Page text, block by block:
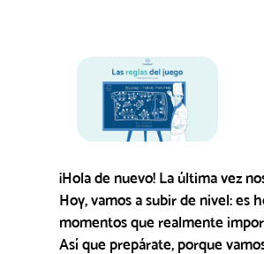
¡Hola de nuevo! La última vez
Hoy, vamos a subir de nivel: es
momentos que realmente
Así que prepárate, porque